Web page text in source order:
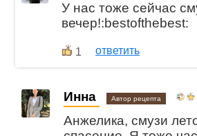
У нас тоже сейчас
вечер!:bestofthebest:
1 ответить
Инна Автор рецепта
Анжелика, смузи